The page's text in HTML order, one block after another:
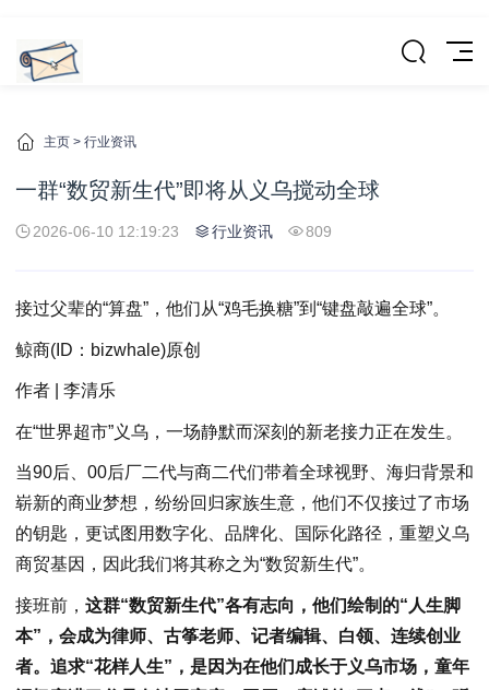
主页 > 行业资讯
一群“数贸新生代”即将从义乌搅动全球
2026-06-10 12:19:23 行业资讯 809
接过父辈的“算盘”，他们从“鸡毛换糖”到“键盘敲遍全球”。
鲸商(ID：bizwhale)原创
作者 | 李清乐
在“世界超市”义乌，一场静默而深刻的新老接力正在发生。
当90后、00后厂二代与商二代们带着全球视野、海归背景和
崭新的商业梦想，纷纷回归家族生意，他们不仅接过了市场
的钥匙，更试图用数字化、品牌化、国际化路径，重塑义乌
商贸基因，因此我们将其称之为“数贸新生代”。
接班前， 这群“数贸新生代”各有志向，他们绘制的“人生脚
本”，会成为律师、古筝老师、记者编辑、白领、连续创业
者。追求“花样人生”，是因为在他们成长于义乌市场，童年